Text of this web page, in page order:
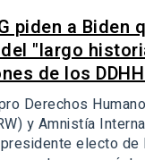
piden a Biden
"largo
de los
Derechos
y Amnistía
electo de